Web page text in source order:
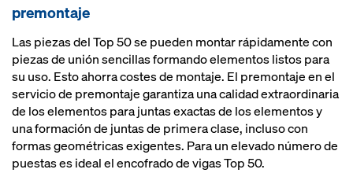
premontaje
Las piezas del Top 50 se pueden montar rápidamente con
piezas de unión sencillas formando elementos listos para
su uso. Esto ahorra costes de montaje. El premontaje en el
servicio de premontaje garantiza una calidad extraordinaria
de los elementos para juntas exactas de los elementos y
una formación de juntas de primera clase, incluso con
formas geométricas exigentes. Para un elevado número de
puestas es ideal el encofrado de vigas Top 50.